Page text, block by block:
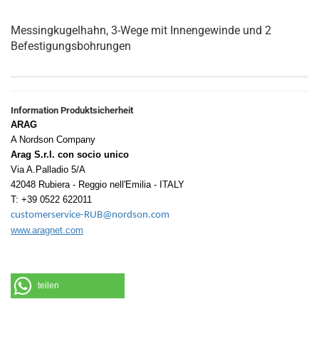
Messingkugelhahn, 3-Wege mit Innengewinde und 2
Befestigungsbohrungen
Information Produktsicherheit
ARAG
A Nordson Company
Arag S.r.l. con socio unico
Via A.Palladio 5/A
42048 Rubiera - Reggio nell'Emilia - ITALY
T: +39 0522 622011
customerservice-RUB@nordson.com
www.aragnet.com
teilen